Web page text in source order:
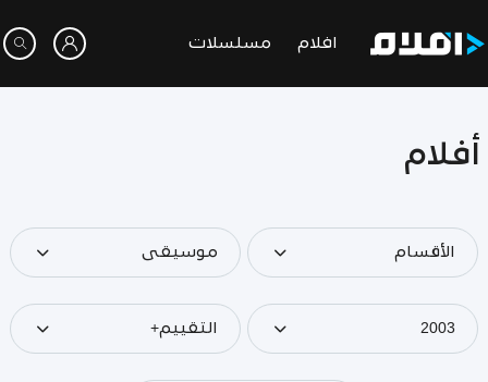
افلام مسلسلات
أفلام
الأقسام موسيقى
2003 التقييم+